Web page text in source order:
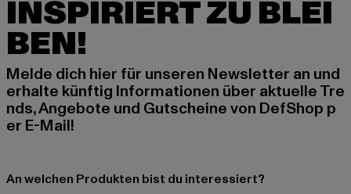
INSPIRIERT ZU BLEI
BEN!
Melde dich hier für unseren Newsletter an und
erhalte künftig Informationen über aktuelle Tre
nds, Angebote und Gutscheine von DefShop p
er E-Mail!
An welchen Produkten bist du interessiert?